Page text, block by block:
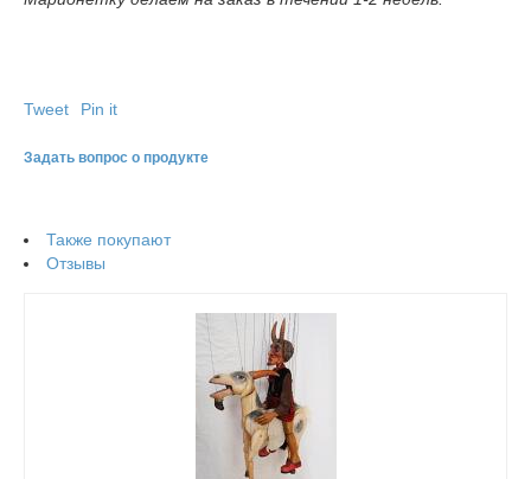
Tweet Pin it
Задать вопрос о продукте
Также покупают
Отзывы